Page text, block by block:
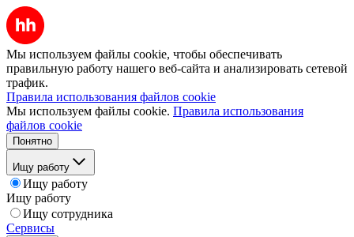
Мы используем файлы cookie, чтобы обеспечивать
правильную работу нашего веб-сайта и анализировать сетевой
трафик.
Правила использования файлов cookie
Мы используем файлы cookie. Правила использования
файлов cookie
Понятно
Ищу работу
Ищу работу
Ищу работу
Ищу сотрудника
Сервисы